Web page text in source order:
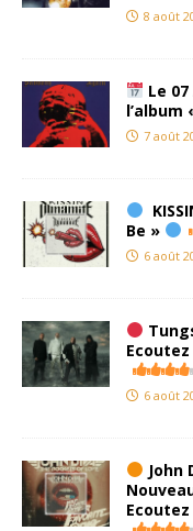
8 août
Le
l’album
7 août
Be »
6 août
Ecoutez
6 août
John
Ecoutez